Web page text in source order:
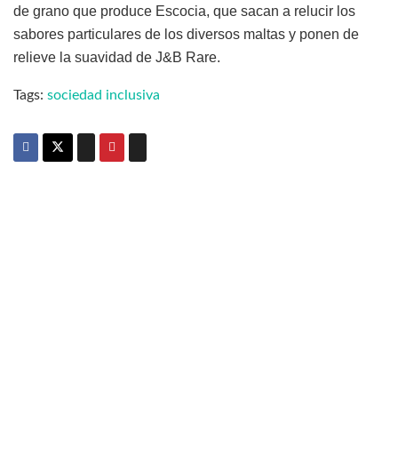
de grano que produce Escocia, que sacan a relucir los
sabores particulares de los diversos maltas y ponen de
relieve la suavidad de J&B Rare.
Tags: sociedad inclusiva